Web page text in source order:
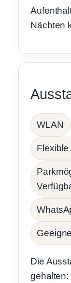
Nächten
WLAN
Die
gehalten: